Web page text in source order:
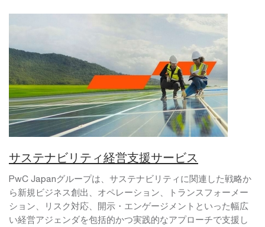
サステナビリティ経営支援サービス
PwC Japanグループは、サステナビリティに関連した戦略か
ら新規ビジネス創出、オペレーション、トランスフォーメー
ション、リスク対応、開示・エンゲージメントといった幅広
い経営アジェンダを包括的かつ実践的なアプローチで支援し